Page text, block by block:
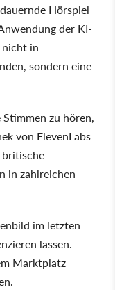
Hörspiel
der KI-
nicht in
sondern eine
zu hören,
von ElevenLabs
britische
in zahlreichen
im letzten
lassen.
Marktplatz